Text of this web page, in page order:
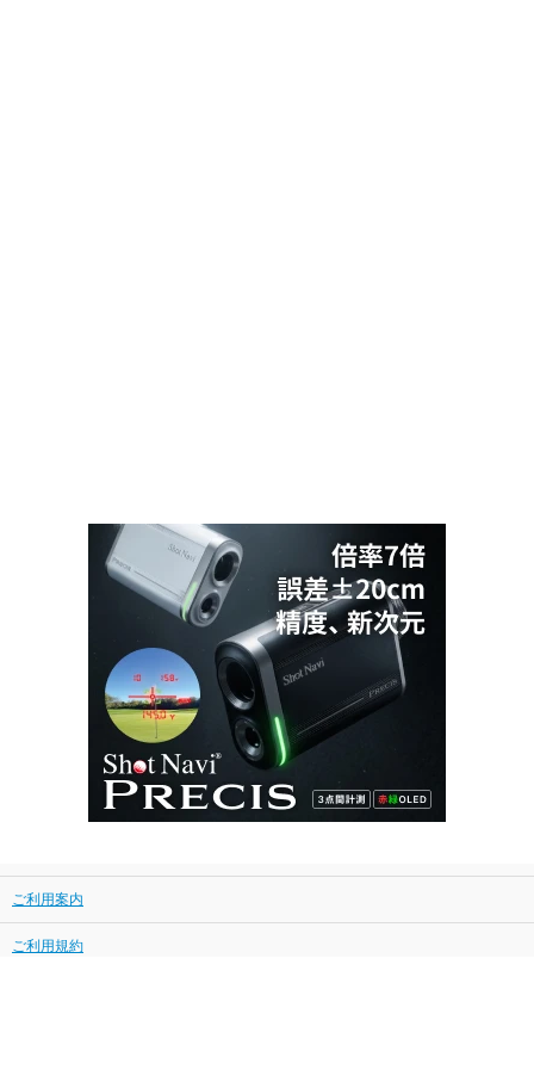
ご利用案内
ご利用規約